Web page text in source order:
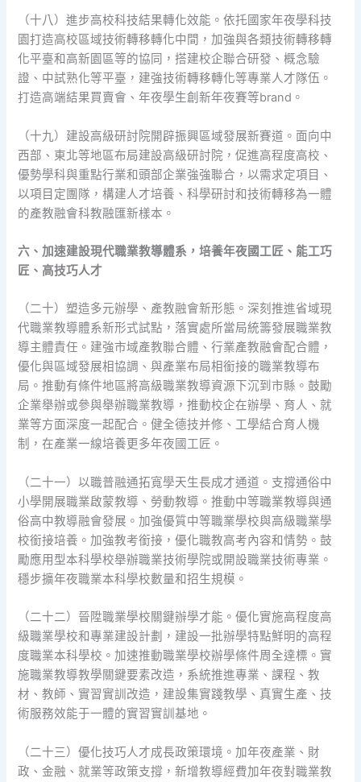
（十八）進步高校科技結果轉化效能。依托國家年夜學科技
園打造高校區域技術轉移轉化中間，加強與各類技術轉移轉
化平臺和高新園區等的協同，搭建校企聯合研發、概念驗
證、中試熟化等平臺，建強技術轉移轉化等專業人才隊伍。
打造高端結果買賣會、年夜學生創新年夜賽等brand。
（十九）建設高級研討院開辟振興區域發展新賽道。面向中
西部、東北等地區布局建設高級研討院，促進高程度高校、
優勢學科與重點行業和頭部企業強強聯合，以需求定項目、
以項目定團隊，構建人才培養、科學研討和技術轉移為一體
的產教融會科教融匯新樣本。
六、加速建設現代職業教導體系，培養年夜國工匠、能工巧
匠、高技巧人才
（二十）塑造多元辦學、產教融會新形態。深刻推進省域現
代職業教導體系新形式試點，落實處所當局統籌發展職業教
導主體責任。建強市域產教聯合體、行業產教融會配合體，
優化與區域發展相協調、與產業布局相銜接的職業教導布
局。推動有條件地區將高級職業教導資源下沉到市縣。鼓勵
企業舉辦或參與舉辦職業教導，推動校企在辦學、育人、就
業等方面深度一起配合。健全德技并修、工學結合育人機
制，在產業一線培養更多年夜國工匠。
（二十一）以職普融通拓寬學天生長成才通道。支撐通俗中
小學開展職業啟蒙教導、勞動教導。推動中等職業教導與通
俗高中教導融會發展。加強優質中等職業學校與高級職業學
校銜接培養。加強教考銜接，優化職教高考內容和情勢。鼓
勵應用型本科學校舉辦職業技術學院或開設職業技術專業。
穩步擴年夜職業本科學校數量和招生規模。
（二十二）晉陞職業學校關鍵辦學才能。優化實施高程度高
級職業學校和專業建設計劃，建設一批辦學特點鮮明的高程
度職業本科學校。加速推動職業學校辦學條件周全達標。實
施職業教導教學關鍵要素改造，系統推進專業、課程、教
材、教師、實習實訓改造，建設集實踐教學、真實生產、技
術服務效能于一體的實習實訓基地。
（二十三）優化技巧人才成長政策環境。加年夜產業、財
政、金融、就業等政策支撐，新增教導經費加年夜對職業教